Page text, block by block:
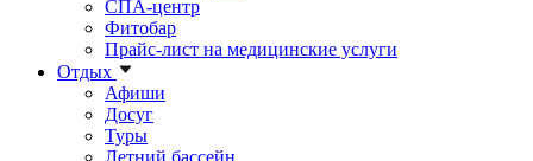
СПА-центр
Фитобар
Прайс-лист на медицинские услуги
Отдых
Афиши
Досуг
Туры